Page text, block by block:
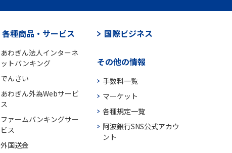
各種商品・サービス
あわぎん法人インターネ
ットバンキング
でんさい
あわぎん外為Webサービ
ス
ファームバンキングサー
ビス
外国送金
国際ビジネス
その他の情報
手数料一覧
マーケット
各種規定一覧
阿波銀行SNS公式アカウ
ント